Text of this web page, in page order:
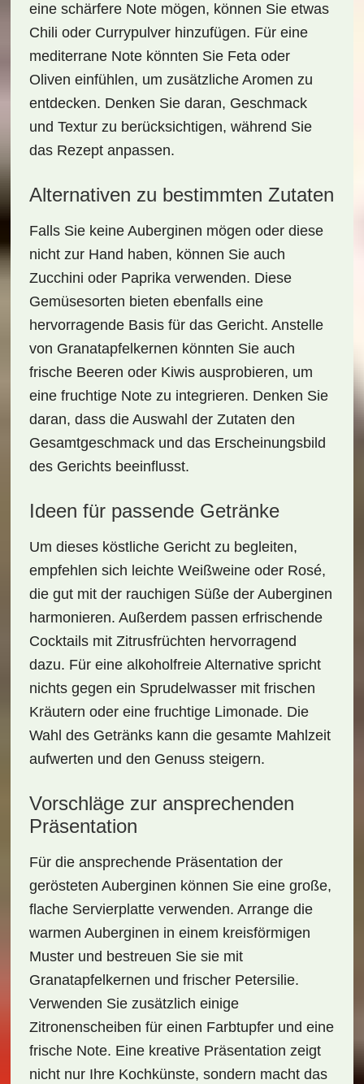
eine schärfere Note mögen, können Sie etwas
Chili oder Currypulverhinzufügen. Für eine
mediterrane Note könnten Sie Fetaoder
Oliven einfühlen, um zusätzliche Aromen zu
entdecken. Denken Sie daran, Geschmack
und Textur zu berücksichtigen, während Sie
das Rezept anpassen.
Alternativen zu bestimmten Zutaten
Falls Sie keine Auberginen mögen oder diese
nicht zur Hand haben, können Sie auch
Zucchini oder Paprikaverwenden. Diese
Gemüsesorten bieten ebenfalls eine
hervorragende Basis für das Gericht. Anstelle
von Granatapfelkernen könnten Sie auch
frische Beeren oder Kiwisausprobieren, um
eine fruchtige Note zu integrieren. Denken Sie
daran, dass die Auswahl der Zutaten den
Gesamtgeschmack und das Erscheinungsbild
des Gerichts beeinflusst.
Ideen für passende Getränke
Um dieses köstliche Gericht zu begleiten,
empfehlen sich leichte Weißweineoder Rosé,
die gut mit der rauchigen Süße der Auberginen
harmonieren. Außerdem passen erfrischende
Cocktailsmit Zitrusfrüchten hervorragend
dazu. Für eine alkoholfreie Alternative spricht
nichts gegen ein Sprudelwassermit frischen
Kräutern oder eine fruchtige Limonade. Die
Wahl des Getränks kann die gesamte Mahlzeit
aufwerten und den Genuss steigern.
Vorschläge zur ansprechenden
Präsentation
Für die ansprechende Präsentation der
gerösteten Auberginen können Sie eine große,
flache Servierplatte verwenden. Arrange die
warmen Auberginen in einem kreisförmigen
Muster und bestreuen Sie sie mit
Granatapfelkernen und frischer Petersilie.
Verwenden Sie zusätzlich einige
Zitronenscheiben für einen Farbtupfer und eine
frische Note. Eine kreative Präsentation zeigt
nicht nur Ihre Kochkünste, sondern macht das